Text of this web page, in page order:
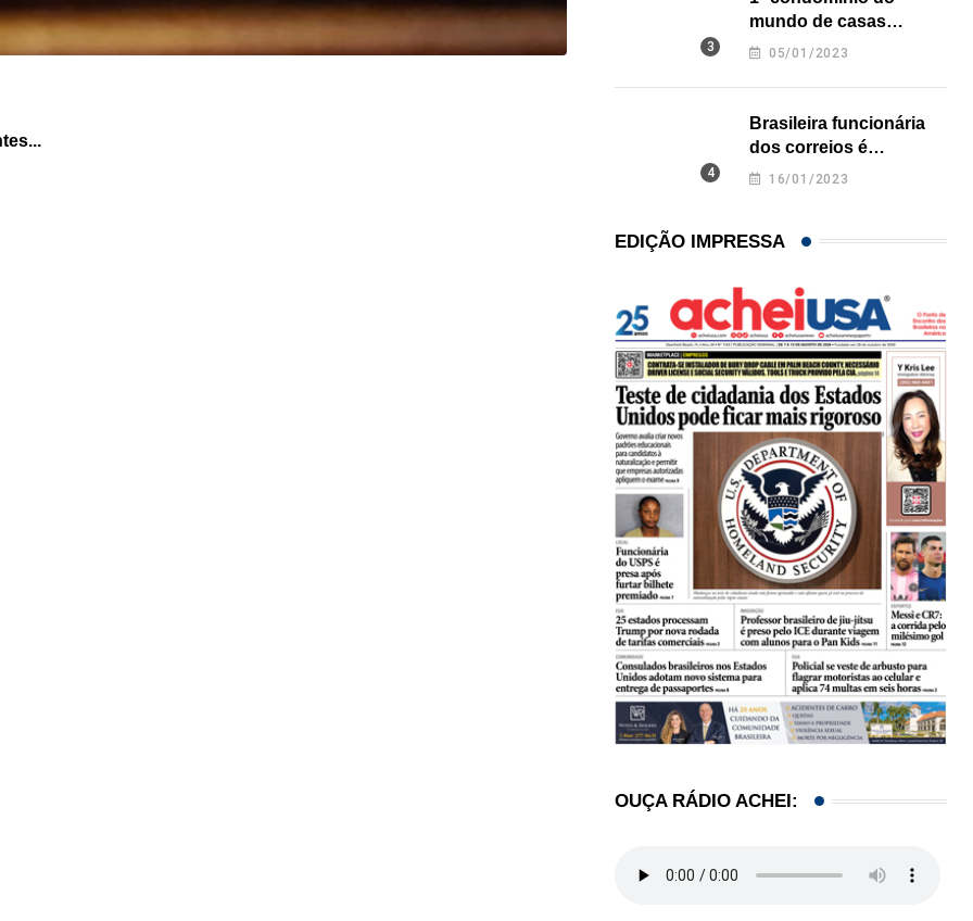
EUA registram maior número de prisões
mundo de casas
impressas em 3D é
05/01/2023
Brasileira funcionária
dos correios é
assassinada a facadas
16/01/2023
EDIÇÃO IMPRESSA
OUÇA RÁDIO ACHEI: